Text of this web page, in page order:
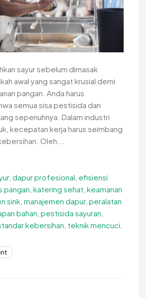
sayur sebelum dimasak
awal yang sangat krusial demi
pangan. Anda harus
semua sisa pestisida dan
sepenuhnya. Dalam industri
kecepatan kerja harus seimbang
Oleh...
, dapur profesional efisiensi
pangan katering sehat keamanan
sink manajemen dapur, peralatan
bahan pestisida sayuran
kebersihan teknik mencuci
on